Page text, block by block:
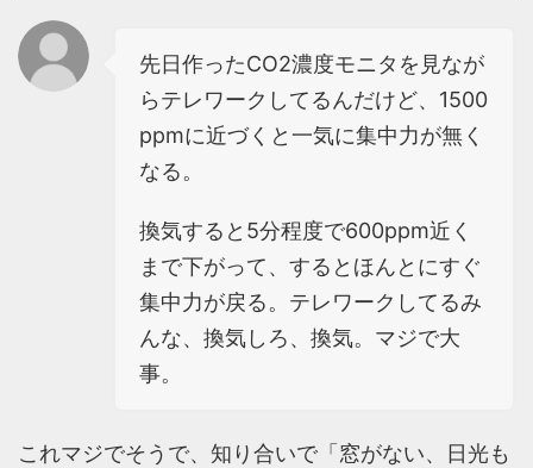
先日作ったCO2濃度モニタを見なが
らテレワークしてるんだけど、1500
ppmに近づくと一気に集中力が無く
なる。
換気すると5分程度で600ppm近く
まで下がって、するとほんとにすぐ
集中力が戻る。テレワークしてるみ
んな、換気しろ、換気。マジで大
事。
これマジでそうで、知り合いで「窓がない、日光も